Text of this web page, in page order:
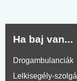
Ha baj van...
Drogambulanciák
Lelkisegély-